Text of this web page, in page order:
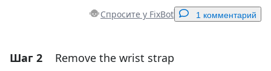
Спросите у FixBot 1 комментарий
Добавить комментарий
Шаг 2 Remove the wrist strap